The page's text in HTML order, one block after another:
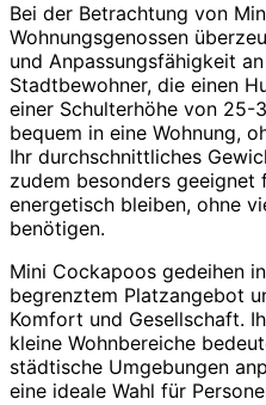
Bei der Betrachtung von
Wohnungsgenossen
und Anpassungsfähigkeit
Stadtbewohner, die einen
einer Schulterhöhe von 25-
bequem in eine Wohnung,
Ihr durchschnittliches
zudem besonders geeignet
energetisch bleiben, ohne
benötigen.
Mini Cockapoos gedeihen
begrenztem Platzangebot
Komfort und Gesellschaft.
kleine Wohnbereiche
städtische Umgebungen
eine ideale Wahl für